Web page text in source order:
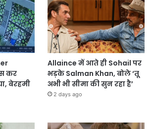
कर
बेरहमी
Allaince में आते ही Sohail पर
भड़के Salman Khan, बोले ‘तू
अभी भी सीमा की सुन रहा है’
2 days ago